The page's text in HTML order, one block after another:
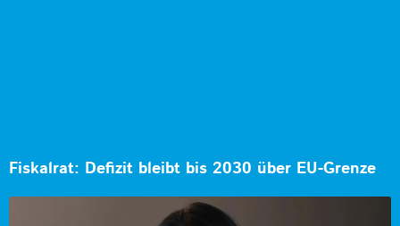
Fiskalrat: Defizit bleibt bis 2030 über EU-Grenze